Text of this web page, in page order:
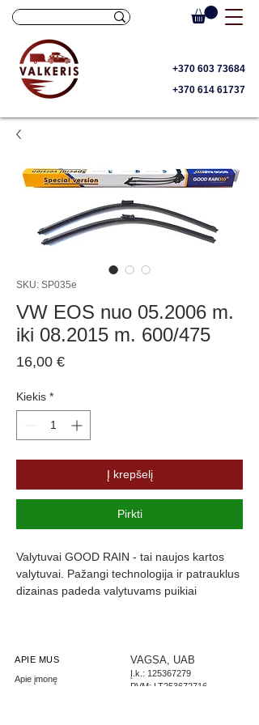
+370 603 73684
+370 614 61737
SKU: SP035e
VW EOS nuo 05.2006 m.
iki 08.2015 m. 600/475
16,00 €Price
Kiekis *
Į krepšelį
Pirkti
Valytuvai GOOD RAIN - tai naujos kartos
valytuvai. Pažangi technologija ir patrauklus
dizainas padeda valytuvams puikiai
triukšmą ir užtikrina komfortą.
APIE MUS
Apie įmonę
VAGSA, UAB
Į.k.: 125367279
PVM: LT253672716